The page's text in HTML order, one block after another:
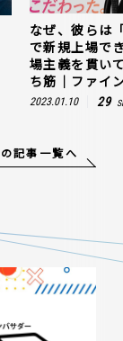
なぜ、彼らは
で新規上場で
場主義を貫い
ち筋｜ファイ
2023.01.10 29
記事一覧へ